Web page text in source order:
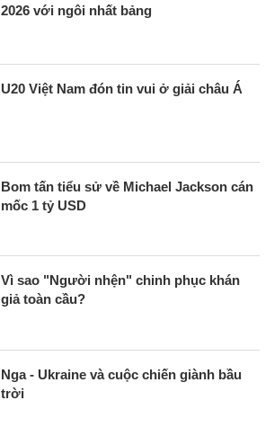
2026 với ngôi nhất bảng
U20 Việt Nam đón tin vui ở giải châu Á
Bom tấn tiểu sử về Michael Jackson cán
mốc 1 tỷ USD
Vì sao "Người nhện" chinh phục khán
giả toàn cầu?
Nga - Ukraine và cuộc chiến giành bầu
trời